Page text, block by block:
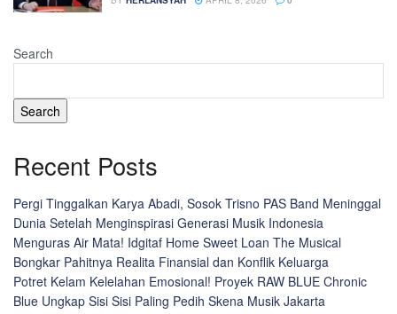
Search
Search
Recent Posts
Pergi Tinggalkan Karya Abadi, Sosok Trisno PAS Band Meninggal
Dunia Setelah Menginspirasi Generasi Musik Indonesia
Menguras Air Mata! Idgitaf Home Sweet Loan The Musical
Bongkar Pahitnya Realita Finansial dan Konflik Keluarga
Potret Kelam Kelelahan Emosional! Proyek RAW BLUE Chronic
Blue Ungkap Sisi Sisi Paling Pedih Skena Musik Jakarta